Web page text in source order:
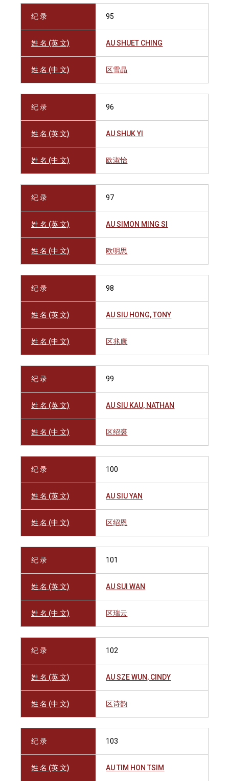
纪 录 95
姓 名 (英 文) AU SHUET CHING
姓 名 (中 文) 区雪晶
纪 录 96
姓 名 (英 文) AU SHUK YI
姓 名 (中 文) 欧淑怡
纪 录 97
姓 名 (英 文) AU SIMON MING SI
姓 名 (中 文) 欧明思
纪 录 98
姓 名 (英 文) AU SIU HONG, TONY
姓 名 (中 文) 区兆康
纪 录 99
姓 名 (英 文) AU SIU KAU, NATHAN
姓 名 (中 文) 区绍裘
纪 录 100
姓 名 (英 文) AU SIU YAN
姓 名 (中 文) 区绍恩
纪 录 101
姓 名 (英 文) AU SUI WAN
姓 名 (中 文) 区瑞云
纪 录 102
姓 名 (英 文) AU SZE WUN, CINDY
姓 名 (中 文) 区诗韵
纪 录 103
姓 名 (英 文) AU TIM HON TSIM